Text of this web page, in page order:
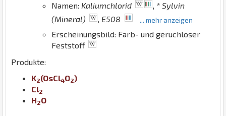
Namen: Kaliumchlorid , * Sylvin
(Mineral)
, E508 ... mehr anzeigen
Erscheinungsbild: Farb- und geruchloser
Feststoff
Produkte:
K2(OsCl4O2)
Cl2
H2O